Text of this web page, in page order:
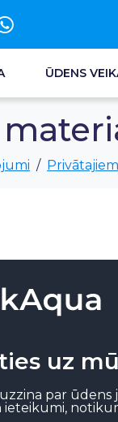
ŪDENS
uz
uzzina par
ieteikumi,